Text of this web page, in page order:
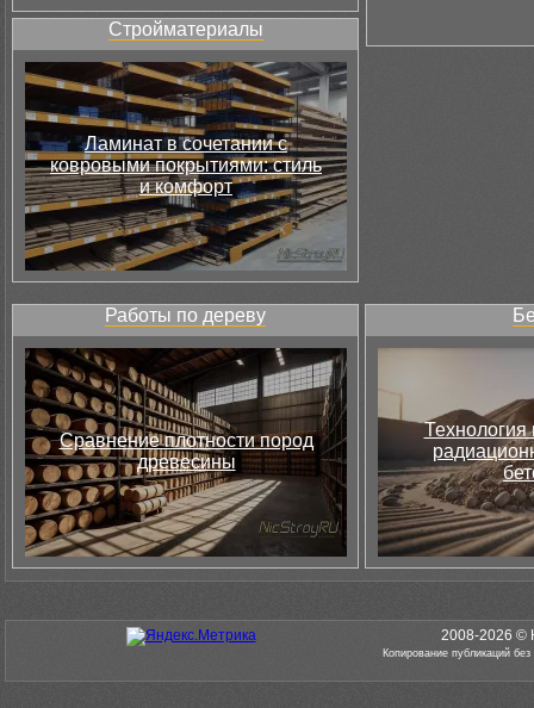
Стройматериалы
Ламинат в сочетании с
ковровыми покрытиями: стиль
и комфорт
Работы по дереву
Сравнение плотности пород
древесины
Технология
2008-2026 ©
Копирование публикаций